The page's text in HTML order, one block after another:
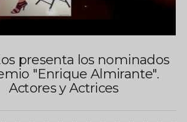
presenta los nominados
"Enrique Almirante".
Actores y Actrices